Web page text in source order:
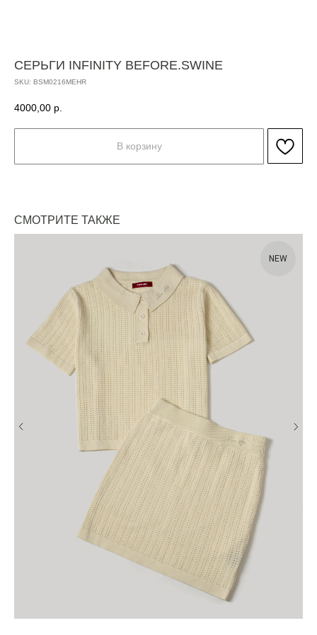
СЕРЬГИ INFINITY BEFORE.SWINE
SKU: BSM0216MEHR
4000,00 р.
В корзину
СМОТРИТЕ ТАКЖЕ
NEW